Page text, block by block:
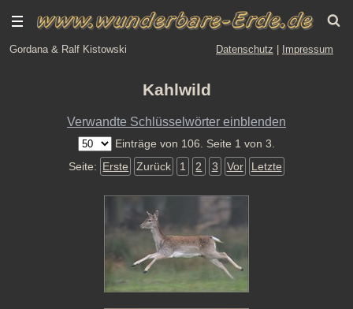
Gordana & Ralf Kistowski Datenschutz Impressum
Kahlwild
Verwandte Schlüsselwörter einblenden
Einträge von 106. Seite 1 von 3.
Seite: Erste Zurück 1 2 3 Vor Letzte